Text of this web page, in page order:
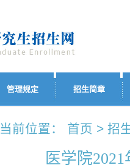
管理规定 招生简章
当前位置： 首页 > 招
医学院